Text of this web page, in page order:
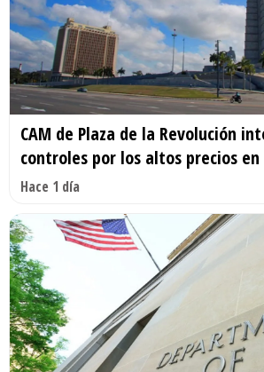
CAM de Plaza de la Revolución
controles por los altos precios
Hace 1 día